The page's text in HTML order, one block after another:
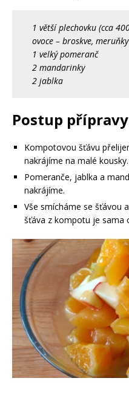
1 větší plechovku (cca
ovoce – broskve, meruňky
1 velký pomeranč
2 mandarinky
2 jablka
Postup přípravy
Kompotovou šťávu
nakrájíme na malé kousky.
Pomeranče, jablka a
nakrájíme.
Vše smícháme se šťávou
šťáva z kompotu je sama